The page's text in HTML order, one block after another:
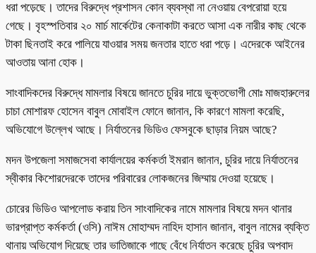
ধরা পড়েছে। তাদের বিরুদ্ধে প্রশাসন কোন ব্যবস্থা না নেওয়ায় বেপরোয়া হয়ে
গেছে। বৃহস্পতিবার ২০ মার্চ মার্কেটের কেনাকাটা করতে আসা এক নারীর কাছ থেকে
টাকা ছিনতাই করে পালিয়ে যাওয়ার সময় জনতার হাতে ধরা পড়ে। এদেরকে আইনের
আওতায় আনা হোক।
সাংবাদিকদের বিরুদ্ধে মামলার বিষয়ে জানতে চুরির দায়ে ভুক্তভোগী মোঃ মাজহারুলের
চাচা মোশারফ হোসেন বাবুল মোবাইল ফোনে জানান, কি কারণে মামলা করেছি,
অভিযোগে উল্লেখ আছে। নির্যাতনের ভিডিও ফেসবুকে ছাড়ার নিয়ম আছে?
মদন উপজেলা সমাজসেবা কার্যালয়ের কর্মকর্তা ইমরান জানান, চুরির দায়ে নির্যাতনের
স্বীকার কিশোরদেরকে তাদের পরিবারের লোকজনের জিম্মায় দেওয়া হয়েছে।
চোরের ভিডিও আপলোড করায় তিন সাংবাদিকের নামে মামলার বিষয়ে মদন থানার
ভারপ্রাপ্ত কর্মকর্তা (ওসি) নাঈম মোহাম্মদ নাহিদ হাসান জানান, বাবুল নামের ব্যক্তি
থানায় অভিযোগ দিয়েছে তার ভাতিজাকে গাছে বেঁধে নির্যাতন করেছে চুরির অপবাদ